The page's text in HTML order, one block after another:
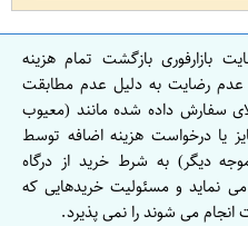
بازارفوری بازگشت تمام هزینه
عدم رضایت به دلیل عدم مطابقت
سفارش داده شده مانند (معیوب
یا درخواست هزینه اضافه توسط
دیگر) به شرط خرید از درگاه
نماید و مسئولیت خریدهایی که
انجام می شوند را نمی پذیرد.